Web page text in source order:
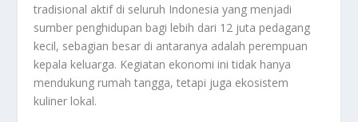
tradisional aktif di seluruh Indonesia yang menjadi
sumber penghidupan bagi lebih dari 12 juta pedagang
kecil, sebagian besar di antaranya adalah perempuan
kepala keluarga. Kegiatan ekonomi ini tidak hanya
mendukung rumah tangga, tetapi juga ekosistem
kuliner lokal.